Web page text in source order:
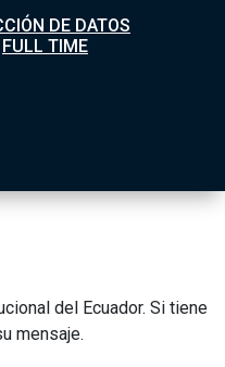
DE DATOS
FULL TIME
del Ecuador. Si tiene
mensaje.